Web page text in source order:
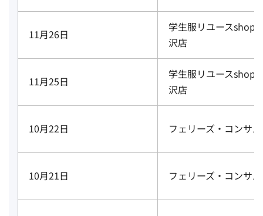
11月26日
学生服リユースshop
沢店
11月25日
学生服リユースshop
沢店
10月22日 フェリーズ・コンサ
10月21日 フェリーズ・コンサ